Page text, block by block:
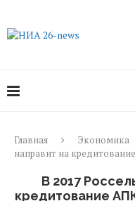
Главная Экономика
направит на
В 2017
кредитование